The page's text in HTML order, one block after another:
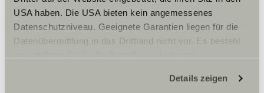
USA haben. Die USA bieten kein angemessenes
Datenschutzniveau. Geeignete Garantien liegen für die
Datenübermittlung in das Drittland nicht vor. Es besteht
zustehen. Eingesetzte Dienstleister können Daten für
Details zeigen